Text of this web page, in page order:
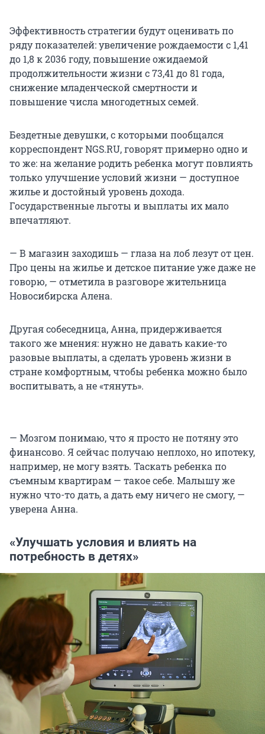
Эффективность стратегии будут оценивать по
ряду показателей: увеличение рождаемости с 1,41
до 1,8 к 2036 году, повышение ожидаемой
продолжительности жизни с 73,41 до 81 года,
снижение младенческой смертности и
повышение числа многодетных семей.
Бездетные девушки, с которыми пообщался
корреспондент NGS.RU, говорят примерно одно и
то же: на желание родить ребенка могут повлиять
только улучшение условий жизни — доступное
жилье и достойный уровень дохода.
Государственные льготы и выплаты их мало
впечатляют.
— В магазин заходишь — глаза на лоб лезут от цен.
Про цены на жилье и детское питание уже даже не
говорю, — отметила в разговоре жительница
Новосибирска Алена.
Другая собеседница, Анна, придерживается
такого же мнения: нужно не давать какие-то
разовые выплаты, а сделать уровень жизни в
стране комфортным, чтобы ребенка можно было
воспитывать, а не «тянуть».
— Мозгом понимаю, что я просто не потяну это
финансово. Я сейчас получаю неплохо, но ипотеку,
например, не могу взять. Таскать ребенка по
съемным квартирам — такое себе. Малышу же
нужно что-то дать, а дать ему ничего не смогу, —
уверена Анна.
«Улучшать условия и влиять на
потребность в детях»